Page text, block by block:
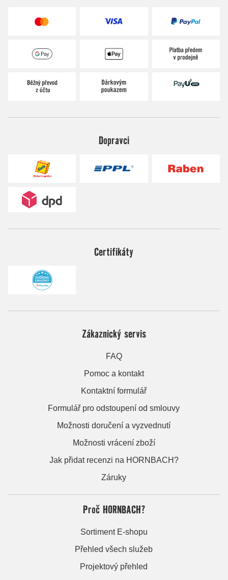
Dopravci
Certifikáty
Zákaznický servis
FAQ
Pomoc a kontakt
Kontaktní formulář
Formulář pro odstoupení od smlouvy
Možnosti doručení a vyzvednutí
Možnosti vrácení zboží
Jak přidat recenzi na HORNBACH?
Záruky
Proč HORNBACH?
Sortiment E-shopu
Přehled všech služeb
Projektový přehled